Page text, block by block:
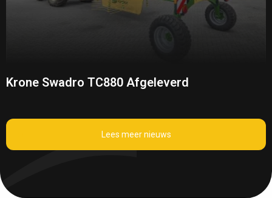
Krone Swadro TC880 Afgeleverd
Lees meer nieuws